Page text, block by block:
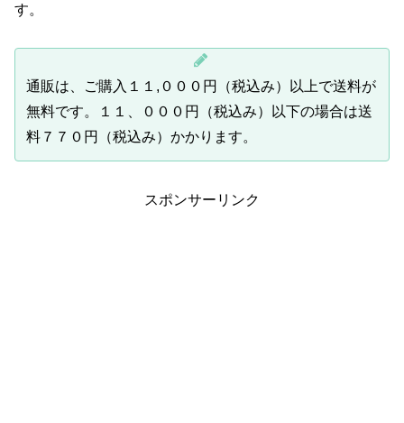
す。
通販は、ご購入１１,０００円（税込み）以上で送料が
無料です。１１、０００円（税込み）以下の場合は送
料７７０円（税込み）かかります。
スポンサーリンク